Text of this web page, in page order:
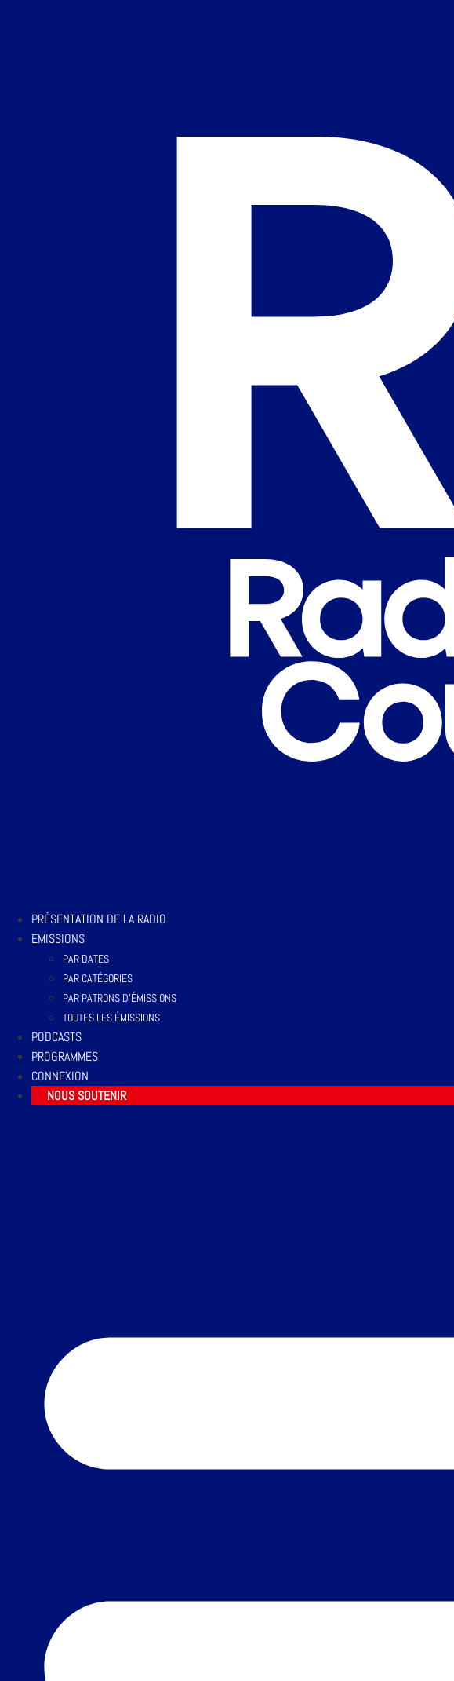
PRÉSENTATION DE LA RADIO
EMISSIONS
PAR DATES
PAR CATÉGORIES
PAR PATRONS D’ÉMISSIONS
TOUTES LES ÉMISSIONS
PODCASTS
PROGRAMMES
CONNEXION
NOUS SOUTENIR